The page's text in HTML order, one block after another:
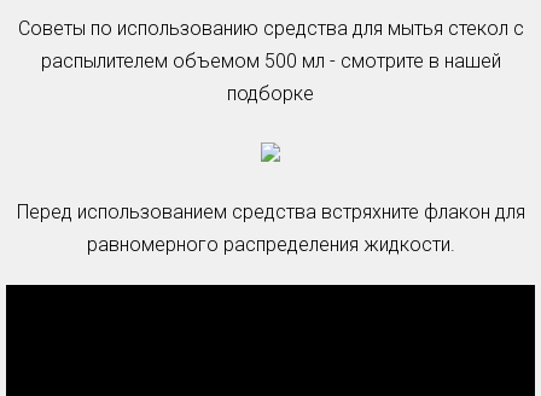
Советы по использованию средства для мытья стекол с
распылителем объемом 500 мл - смотрите в нашей
подборке
Перед использованием средства встряхните флакон для
равномерного распределения жидкости.